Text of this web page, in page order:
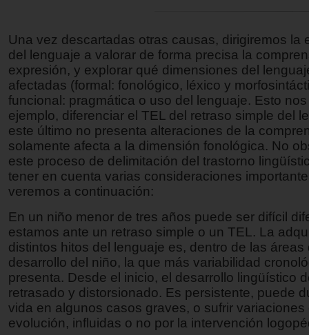
Una vez descartadas otras causas, dirigiremos la
del lenguaje a valorar de forma precisa la
expresión, y explorar qué dimensiones del
afectadas (formal: fonológico, léxico y
funcional: pragmática o uso del lenguaje. Esto
ejemplo, diferenciar el TEL del retraso simple del
este último no presenta alteraciones de la
solamente afecta a la dimensión fonológica. No
este proceso de delimitación del trastorno
tener en cuenta varias consideraciones
veremos a continuación:
En un niño menor de tres años puede ser difícil
estamos ante un retraso simple o un TEL. La
distintos hitos del lenguaje es, dentro de las áreas
desarrollo del niño, la que más variabilidad
presenta. Desde el inicio, el desarrollo lingüístico
retrasado y distorsionado. Es persistente, puede
vida en algunos casos graves, o sufrir variaciones
evolución, influidas o no por la intervención